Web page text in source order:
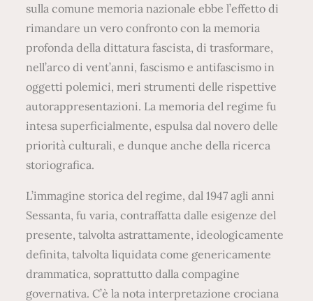
sulla comune memoria nazionale ebbe l’effetto di
rimandare un vero confronto con la memoria
profonda della dittatura fascista, di trasformare,
nell’arco di vent’anni, fascismo e antifascismo in
oggetti polemici, meri strumenti delle rispettive
autorappresentazioni. La memoria del regime fu
intesa superficialmente, espulsa dal novero delle
priorità culturali, e dunque anche della ricerca
storiografica.
L’immagine storica del regime, dal 1947 agli anni
Sessanta, fu varia, contraffatta dalle esigenze del
presente, talvolta astrattamente, ideologicamente
definita, talvolta liquidata come genericamente
drammatica, soprattutto dalla compagine
governativa. C’è la nota interpretazione crociana